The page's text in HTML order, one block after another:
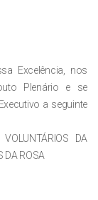
Excelência, nos
Plenário e se
a seguinte
DA
DA ROSA